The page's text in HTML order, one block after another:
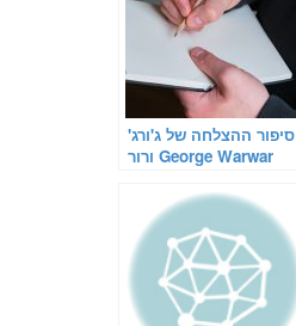
סיפור ההצלחה של ג'ורג'
ורור George Warwar